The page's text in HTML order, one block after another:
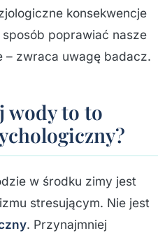
konsekwencje
poprawiać nasze
– zwraca uwagę badacz.
wody to to
w środku zimy jest
stresującym. Nie jest
. Przynajmniej